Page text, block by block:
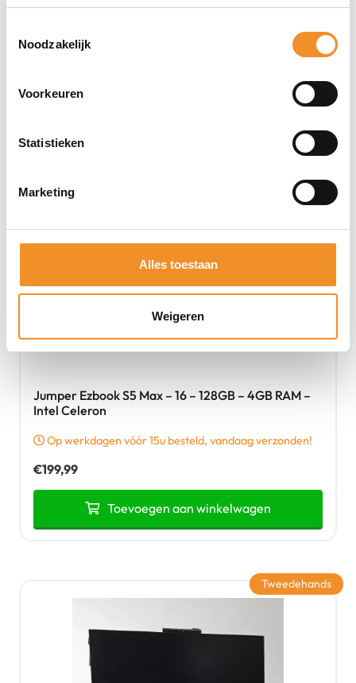
Noodzakelijk
Voorkeuren
Statistieken
Marketing
Alles toestaan
Weigeren
Toevoegen aan winkelwagen
Jumper Ezbook S5 Max – 16 – 128GB – 4GB RAM –
Intel Celeron
Op werkdagen vóór 15u besteld, vandaag verzonden!
€199,99
Toevoegen aan winkelwagen
Nieuw
Tweedehands